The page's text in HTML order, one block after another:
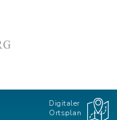
Digitaler
Ortsplan